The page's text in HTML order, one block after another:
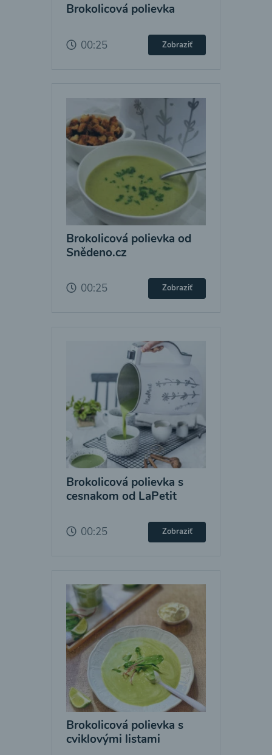
Brokolicová polievka
00:25 Zobraziť
Brokolicová polievka od
Snědeno.cz
00:25 Zobraziť
Brokolicová polievka s
cesnakom od LaPetit
00:25 Zobraziť
Brokolicová polievka s
cviklovými listami